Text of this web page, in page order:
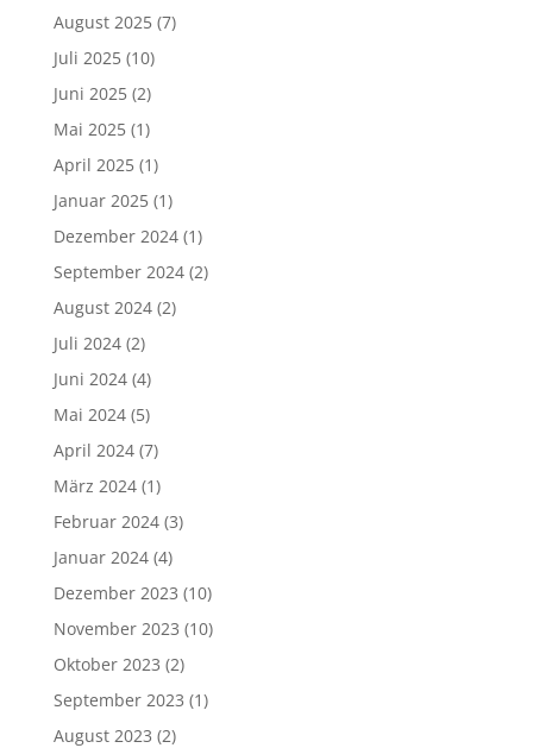
August 2025(7)
Juli 2025(10)
Juni 2025(2)
Mai 2025(1)
April 2025(1)
Januar 2025(1)
Dezember 2024(1)
September 2024(2)
August 2024(2)
Juli 2024(2)
Juni 2024(4)
Mai 2024(5)
April 2024(7)
März 2024(1)
Februar 2024(3)
Januar 2024(4)
Dezember 2023 (10)
November 2023 (10)
Oktober 2023 (2)
September 2023 (1)
August 2023 (2)